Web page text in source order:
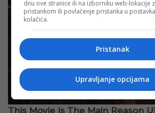
dnu ove stranice ili na izborniku web-lokacije
pristankom ili povlačenje pristanka u
kolačića.
Pristanak
Upravljanje opcijama